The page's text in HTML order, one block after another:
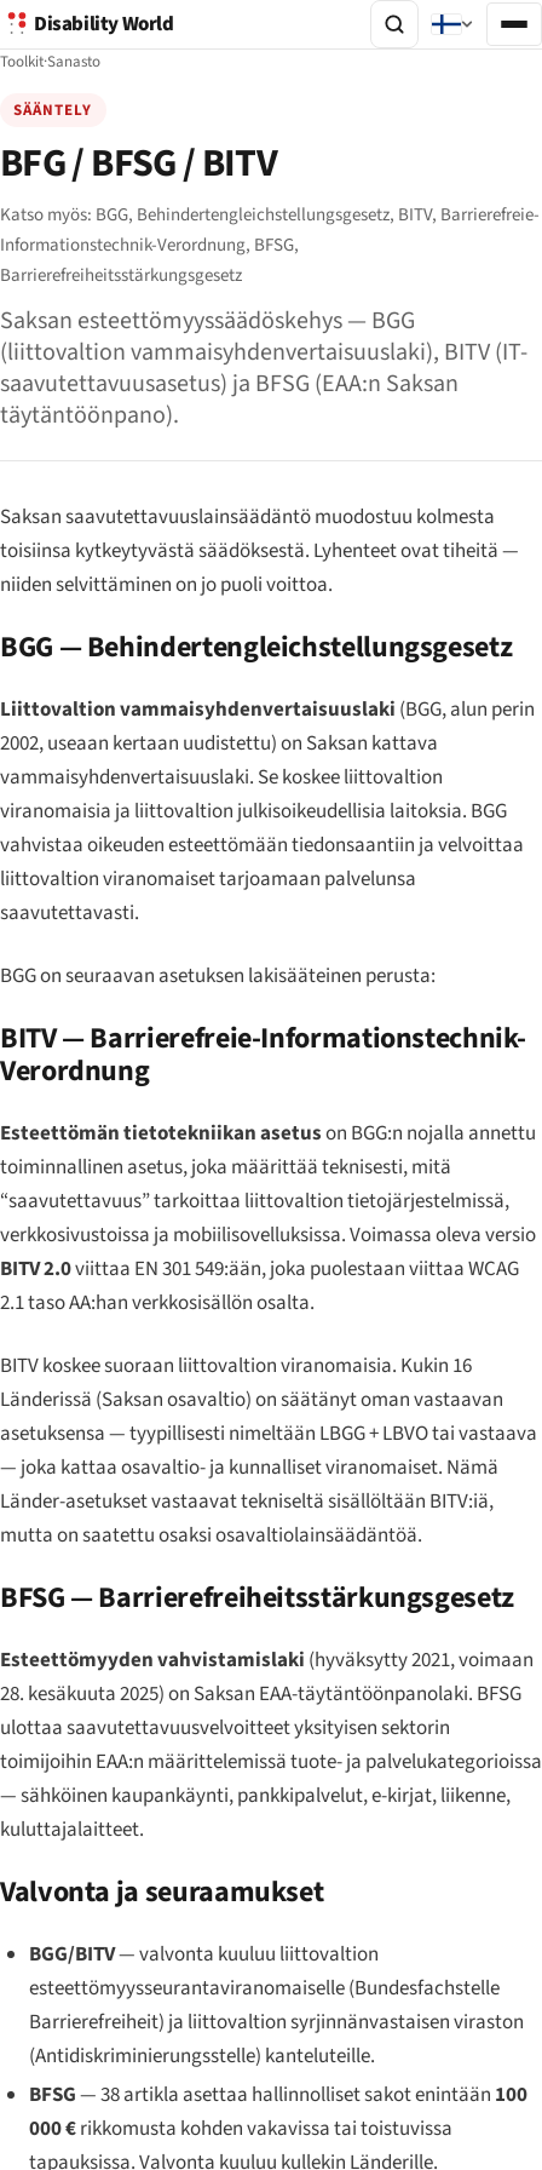
Disability World
Toolkit·Sanasto
SÄÄNTELY
BFG / BFSG / BITV
Katso myös: BGG, Behindertengleichstellungsgesetz, BITV, Barrierefreie-
Informationstechnik-Verordnung, BFSG,
Barrierefreiheitsstärkungsgesetz
Saksan esteettömyyssäädöskehys — BGG
(liittovaltion vammaisyhdenvertaisuuslaki), BITV (IT-
saavutettavuusasetus) ja BFSG (EAA:n Saksan
täytäntöönpano).
Saksan saavutettavuuslainsäädäntö muodostuu kolmesta
toisiinsa kytkeytyvästä säädöksestä. Lyhenteet ovat tiheitä —
niiden selvittäminen on jo puoli voittoa.
BGG —Behindertengleichstellungsgesetz
Liittovaltion vammaisyhdenvertaisuuslaki (BGG, alun perin
2002, useaan kertaan uudistettu) on Saksan kattava
vammaisyhdenvertaisuuslaki. Se koskee liittovaltion
viranomaisia ja liittovaltion julkisoikeudellisia laitoksia. BGG
vahvistaa oikeuden esteettömään tiedonsaantiin ja velvoittaa
liittovaltion viranomaiset tarjoamaan palvelunsa
saavutettavasti.
BGG on seuraavan asetuksen lakisääteinen perusta:
BITV —Barrierefreie-Informationstechnik-
Verordnung
Esteettömän tietotekniikan asetuson BGG:n nojalla annettu
toiminnallinen asetus, joka määrittää teknisesti, mitä
“saavutettavuus” tarkoittaa liittovaltion tietojärjestelmissä,
verkkosivustoissa ja mobiilisovelluksissa. Voimassa oleva versio
BITV 2.0viittaa EN 301 549:ään, joka puolestaan viittaa WCAG
2.1 taso AA:han verkkosisällön osalta.
BITV koskee suoraan liittovaltion viranomaisia. Kukin 16
Länderissä (Saksan osavaltio) on säätänyt oman vastaavan
asetuksensa — tyypillisesti nimeltään LBGG + LBVO tai vastaava
— joka kattaa osavaltio- ja kunnalliset viranomaiset. Nämä
Länder-asetukset vastaavat tekniseltä sisällöltään BITV:iä,
mutta on saatettu osaksi osavaltiolainsäädäntöä.
BFSG —Barrierefreiheitsstärkungsgesetz
Esteettömyyden vahvistamislaki (hyväksytty 2021, voimaan
28. kesäkuuta 2025) on Saksan EAA-täytäntöönpanolaki. BFSG
ulottaa saavutettavuusvelvoitteet yksityisen sektorin
toimijoihin EAA:n määrittelemissä tuote- ja palvelukategorioissa
— sähköinen kaupankäynti, pankkipalvelut, e-kirjat, liikenne,
kuluttajalaitteet.
Valvonta ja seuraamukset
BGG/BITV— valvonta kuuluu liittovaltion
esteettömyysseurantaviranomaiselle (Bundesfachstelle
Barrierefreiheit) ja liittovaltion syrjinnänvastaisen viraston
(Antidiskriminierungsstelle) kanteluteille.
BFSG— 38 artikla asettaa hallinnolliset sakot enintään 100
000 €rikkomusta kohden vakavissa tai toistuvissa
tapauksissa. Valvonta kuuluu kullekin Länderille.